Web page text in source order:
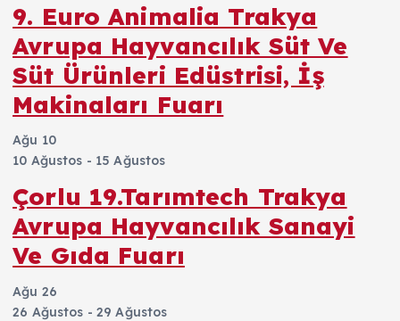
9. Euro Animalia Trakya
Avrupa Hayvancılık Süt Ve
Süt Ürünleri Edüstrisi, İş
Makinaları Fuarı
Ağu 10
10 Ağustos - 15 Ağustos
Çorlu 19.Tarımtech Trakya
Avrupa Hayvancılık Sanayi
Ve Gıda Fuarı
Ağu 26
26 Ağustos - 29 Ağustos